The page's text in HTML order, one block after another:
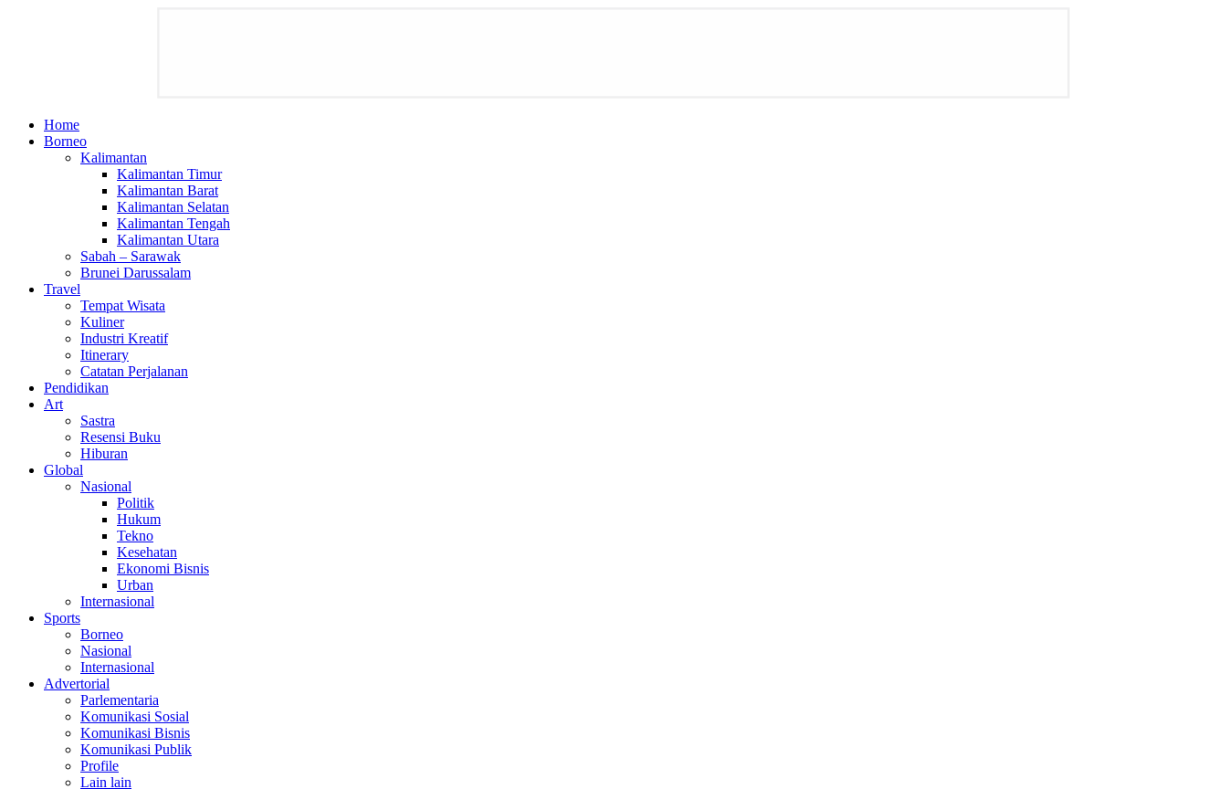
Home
Borneo
Kalimantan
Kalimantan Timur
Kalimantan Barat
Kalimantan Selatan
Kalimantan Tengah
Kalimantan Utara
Sabah – Sarawak
Brunei Darussalam
Travel
Tempat Wisata
Kuliner
Industri Kreatif
Itinerary
Catatan Perjalanan
Pendidikan
Art
Sastra
Resensi Buku
Hiburan
Global
Nasional
Politik
Hukum
Tekno
Kesehatan
Ekonomi Bisnis
Urban
Internasional
Sports
Borneo
Nasional
Internasional
Advertorial
Parlementaria
Komunikasi Sosial
Komunikasi Bisnis
Komunikasi Publik
Profile
Lain lain